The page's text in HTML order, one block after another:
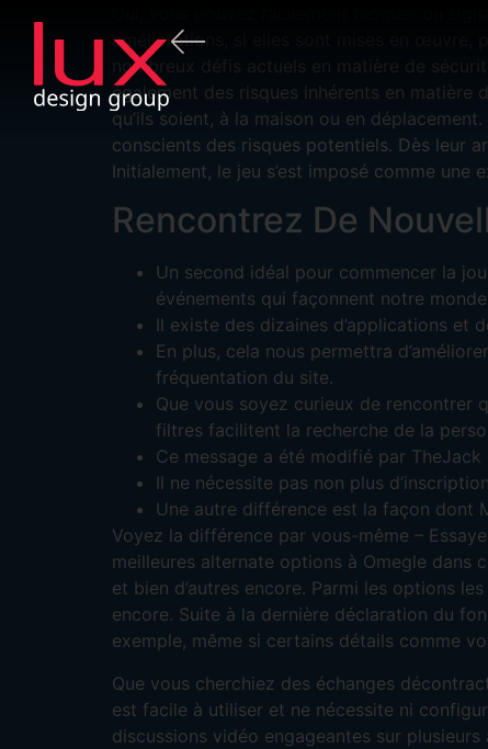
améliorations, si elles sont mises en œuvre,
nombreux défis actuels en matière de
également des risques inhérents en
qu’ils soient, à la maison ou en
conscients des risques potentiels. Dès leur
Initialement, le jeu s’est imposé comme
Rencontrez De
Un second idéal pour commencer la
événements qui façonnent notre
Il existe des dizaines d’applications et
En plus, cela nous permettra
fréquentation du site.
Que vous soyez curieux de rencontrer
filtres facilitent la recherche de la
Ce message a été modifié par
Il ne nécessite pas non plus
Une autre différence est la façon dont
Voyez la différence par vous-même –
meilleures alternate options à Omegle dans
et bien d’autres encore. Parmi les options
encore. Suite à la dernière déclaration du
exemple, même si certains détails comme
Que vous cherchiez des échanges
est facile à utiliser et ne nécessite ni
discussions vidéo engageantes sur